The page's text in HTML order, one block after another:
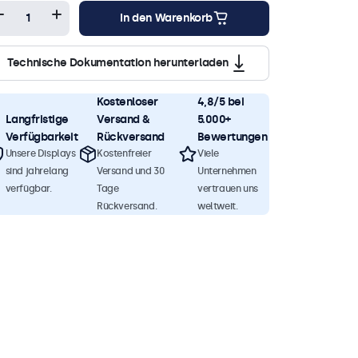
In den Warenkorb
Technische Dokumentation herunterladen
Langfristige
Verfügbarkeit
Unsere Displays
sind jahrelang
verfügbar.
Kostenloser
Versand &
Rückversand
Kostenfreier
Versand und 30
Tage
Rückversand.
4,8/5 bei
5.000+
Bewertungen
Viele
Unternehmen
vertrauen uns
weltweit.